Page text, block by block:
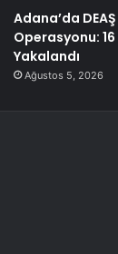
Adana’da DEAŞ
Operasyonu:
Yakalandı
Ağustos 5, 2026